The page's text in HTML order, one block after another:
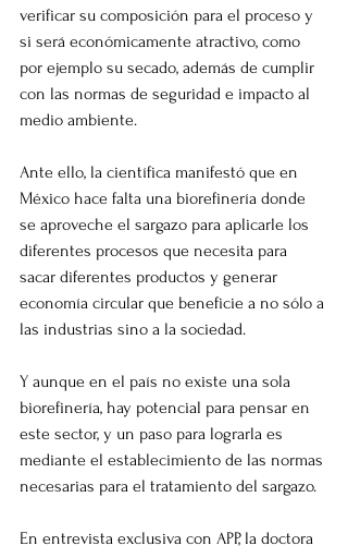
verificar su composición para el proceso y
si será económicamente atractivo, como
por ejemplo su secado, además de cumplir
con las normas de seguridad e impacto al
medio ambiente.
Ante ello, la científica manifestó que en
México hace falta una biorefinería donde
se aproveche el sargazo para aplicarle los
diferentes procesos que necesita para
sacar diferentes productos y generar
economía circular que beneficie a no sólo a
las industrias sino a la sociedad.
Y aunque en el país no existe una sola
biorefinería, hay potencial para pensar en
este sector, y un paso para lograrla es
mediante el establecimiento de las normas
necesarias para el tratamiento del sargazo.
En entrevista exclusiva con APP, la doctora